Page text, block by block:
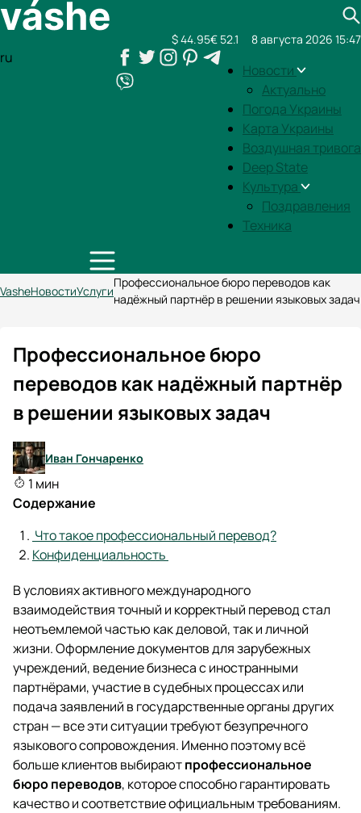
ru
Новости
Актуально
Погода Украины
Карта Украины
Воздушная тривога
Deep State
Культура
Поздравления
Техника
$ 44.95€ 52.1 8 августа 2026 15:47
VasheНовостиУслуги
Профессиональное бюро переводов как
надёжный партнёр в решении языковых задач
Профессиональное бюро
переводов как надёжный партнёр
в решении языковых задач
Иван Гончаренко
1 мин
Содержание
Что такое профессиональный перевод?
Конфиденциальность
В условиях активного международного
взаимодействия точный и корректный перевод стал
неотъемлемой частью как деловой, так и личной
жизни. Оформление документов для зарубежных
учреждений, ведение бизнеса с иностранными
партнёрами, участие в судебных процессах или
подача заявлений в государственные органы других
стран — все эти ситуации требуют безупречного
языкового сопровождения. Именно поэтому всё
больше клиентов выбираютпрофессиональное
бюро переводов, которое способно гарантировать
качество и соответствие официальным требованиям.